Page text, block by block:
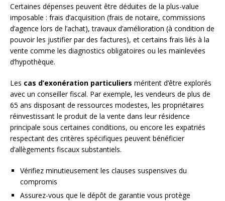
Certaines dépenses peuvent être déduites de la plus-value
imposable : frais d’acquisition (frais de notaire, commissions
d’agence lors de l’achat), travaux d’amélioration (à condition de
pouvoir les justifier par des factures), et certains frais liés à la
vente comme les diagnostics obligatoires ou les mainlevées
d’hypothèque.
Les cas d’exonération particuliers méritent d’être explorés
avec un conseiller fiscal. Par exemple, les vendeurs de plus de
65 ans disposant de ressources modestes, les propriétaires
réinvestissant le produit de la vente dans leur résidence
principale sous certaines conditions, ou encore les expatriés
respectant des critères spécifiques peuvent bénéficier
d’allègements fiscaux substantiels.
Vérifiez minutieusement les clauses suspensives du
compromis
Assurez-vous que le dépôt de garantie vous protège